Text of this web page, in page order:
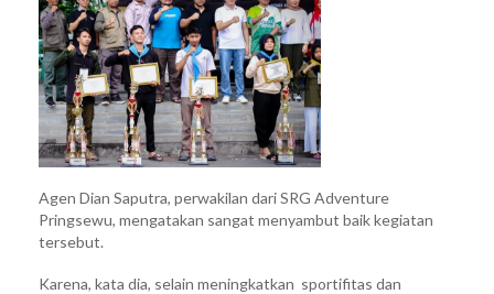
Agen Dian Saputra, perwakilan dari SRG Adventure
Pringsewu, mengatakan sangat menyambut baik kegiatan
tersebut.
Karena, kata dia, selain meningkatkan sportifitas dan